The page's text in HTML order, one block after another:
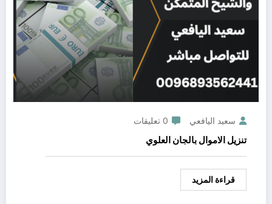
سعيد اليافعي 0 تعليقات
تنزيل الاموال بالجان العلوي
قراءة المزيد